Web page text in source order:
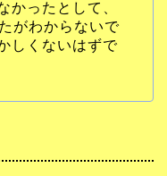
かったとして、
がわからないで
しくないはずで